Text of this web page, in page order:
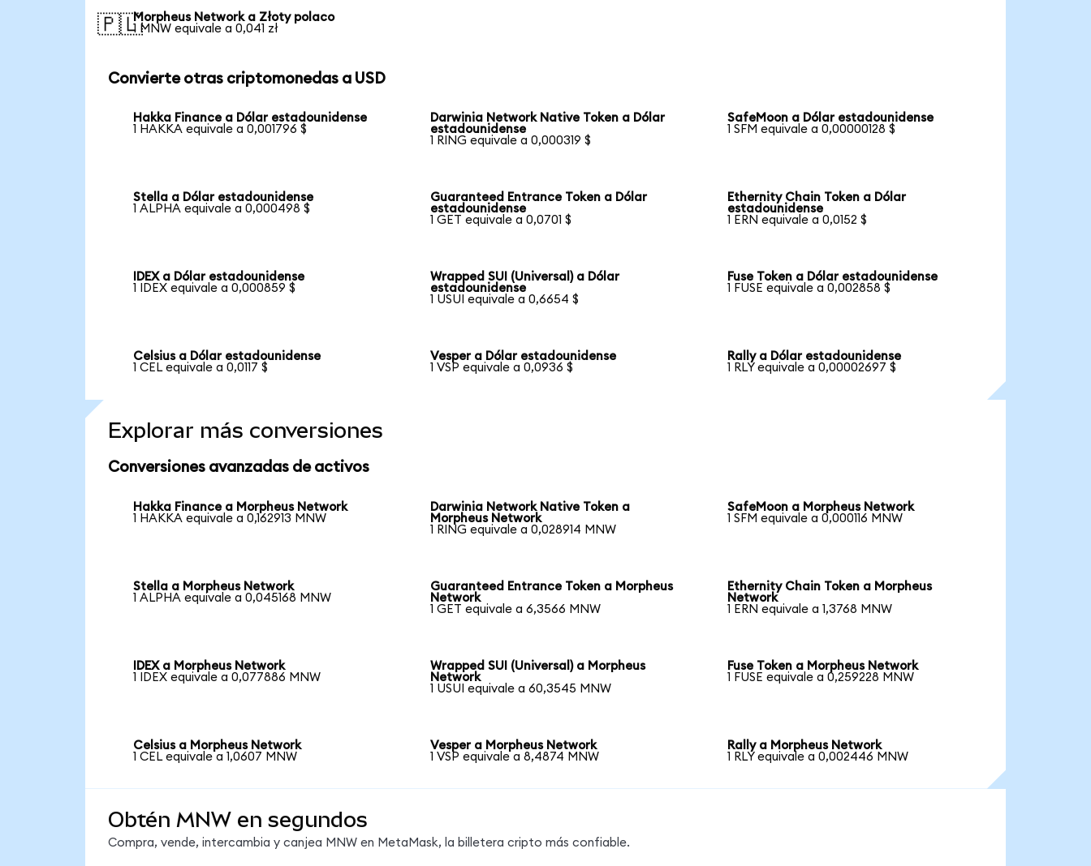
🇵🇱Morpheus Network a Złoty polaco
1 MNW equivale a 0,041 zł
Convierte otras criptomonedas a USD
Hakka Finance a Dólar estadounidense
1 HAKKA equivale a 0,001796 $
Darwinia Network Native Token a Dólar
estadounidense
1 RING equivale a 0,000319 $
SafeMoon a Dólar estadounidense
1 SFM equivale a 0,00000128 $
Stella a Dólar estadounidense
1 ALPHA equivale a 0,000498 $
Guaranteed Entrance Token a Dólar
estadounidense
1 GET equivale a 0,0701 $
Ethernity Chain Token a Dólar
estadounidense
1 ERN equivale a 0,0152 $
IDEX a Dólar estadounidense
1 IDEX equivale a 0,000859 $
Wrapped SUI (Universal) a Dólar
estadounidense
1 USUI equivale a 0,6654 $
Fuse Token a Dólar estadounidense
1 FUSE equivale a 0,002858 $
Celsius a Dólar estadounidense
1 CEL equivale a 0,0117 $
Vesper a Dólar estadounidense
1 VSP equivale a 0,0936 $
Rally a Dólar estadounidense
1 RLY equivale a 0,00002697 $
Explorar más conversiones
Conversiones avanzadas de activos
Hakka Finance a Morpheus Network
1 HAKKA equivale a 0,162913 MNW
Darwinia Network Native Token a
Morpheus Network
1 RING equivale a 0,028914 MNW
SafeMoon a Morpheus Network
1 SFM equivale a 0,000116 MNW
Stella a Morpheus Network
1 ALPHA equivale a 0,045168 MNW
Guaranteed Entrance Token a Morpheus
Network
1 GET equivale a 6,3566 MNW
Ethernity Chain Token a Morpheus
Network
1 ERN equivale a 1,3768 MNW
IDEX a Morpheus Network
1 IDEX equivale a 0,077886 MNW
Wrapped SUI (Universal) a Morpheus
Network
1 USUI equivale a 60,3545 MNW
Fuse Token a Morpheus Network
1 FUSE equivale a 0,259228 MNW
Celsius a Morpheus Network
1 CEL equivale a 1,0607 MNW
Vesper a Morpheus Network
1 VSP equivale a 8,4874 MNW
Rally a Morpheus Network
1 RLY equivale a 0,002446 MNW
Obtén MNW en segundos
Compra, vende, intercambia y canjea MNW en MetaMask, la billetera cripto más confiable.